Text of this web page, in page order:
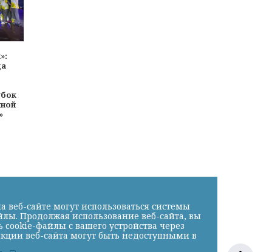
сайте могут использоваться системы
Продолжая использование веб-сайта, вы
файлы с вашего устройства через
веб-сайта могут быть недоступными в